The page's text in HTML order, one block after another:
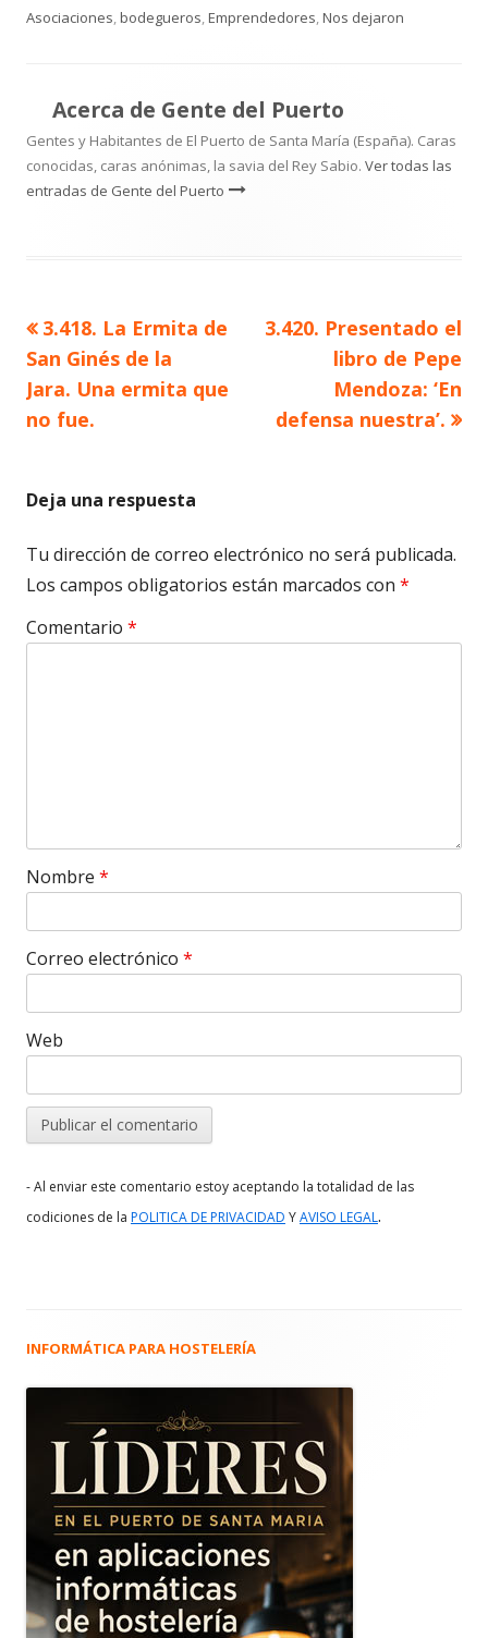
el
Asociaciones,bodegueros,Emprendedores,Nos dejaron
Acerca de Gente del Puerto
Gentes y Habitantes de El Puerto de Santa María (España). Caras
conocidas, caras anónimas, la savia del Rey Sabio. Ver todas las
entradas de Gente del Puerto
Navegación
de
entradas
Artículo
anterior
3.418. La Ermita de
San Ginés de la
Jara. Una ermita que
no fue.
Artículo
siguiente
3.420. Presentado el
libro de Pepe
Mendoza: ‘En
defensa nuestra’.
Deja una respuesta
Tu dirección de correo electrónico no será publicada.
Los campos obligatorios están marcados con *
Comentario *
Nombre *
Correo electrónico *
Web
- Al enviar este comentario estoy aceptando la totalidad de las
codiciones de la POLITICA DE PRIVACIDAD YAVISO LEGAL.
Barra
principal
INFORMÁTICA PARA HOSTELERÍA